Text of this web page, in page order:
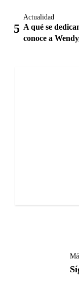
Actualidad
A qué se
conoce a